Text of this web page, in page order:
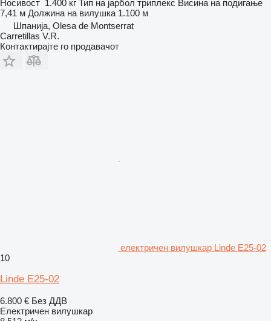
Носивост 1.400 кг Тип на јарбол триплекс Висина на подигање
7,41 м Должина на вилушка 1.100 м
Шпанија, Olesa de Montserrat
Carretillas V.R.
Контактирајте го продавачот
електричен вилушкар Linde E25-02
10
Linde E25-02
6.800 € Без ДДВ
Електричен вилушкар